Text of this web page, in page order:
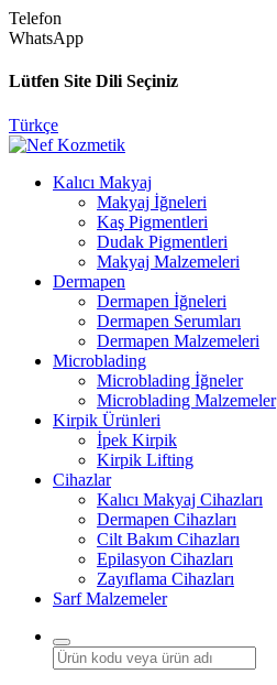
Telefon
WhatsApp
Lütfen Site Dili Seçiniz
Türkçe
Kalıcı Makyaj
Makyaj İğneleri
Kaş Pigmentleri
Dudak Pigmentleri
Makyaj Malzemeleri
Dermapen
Dermapen İğneleri
Dermapen Serumları
Dermapen Malzemeleri
Microblading
Microblading İğneler
Microblading Malzemeler
Kirpik Ürünleri
İpek Kirpik
Kirpik Lifting
Cihazlar
Kalıcı Makyaj Cihazları
Dermapen Cihazları
Cilt Bakım Cihazları
Epilasyon Cihazları
Zayıflama Cihazları
Sarf Malzemeler